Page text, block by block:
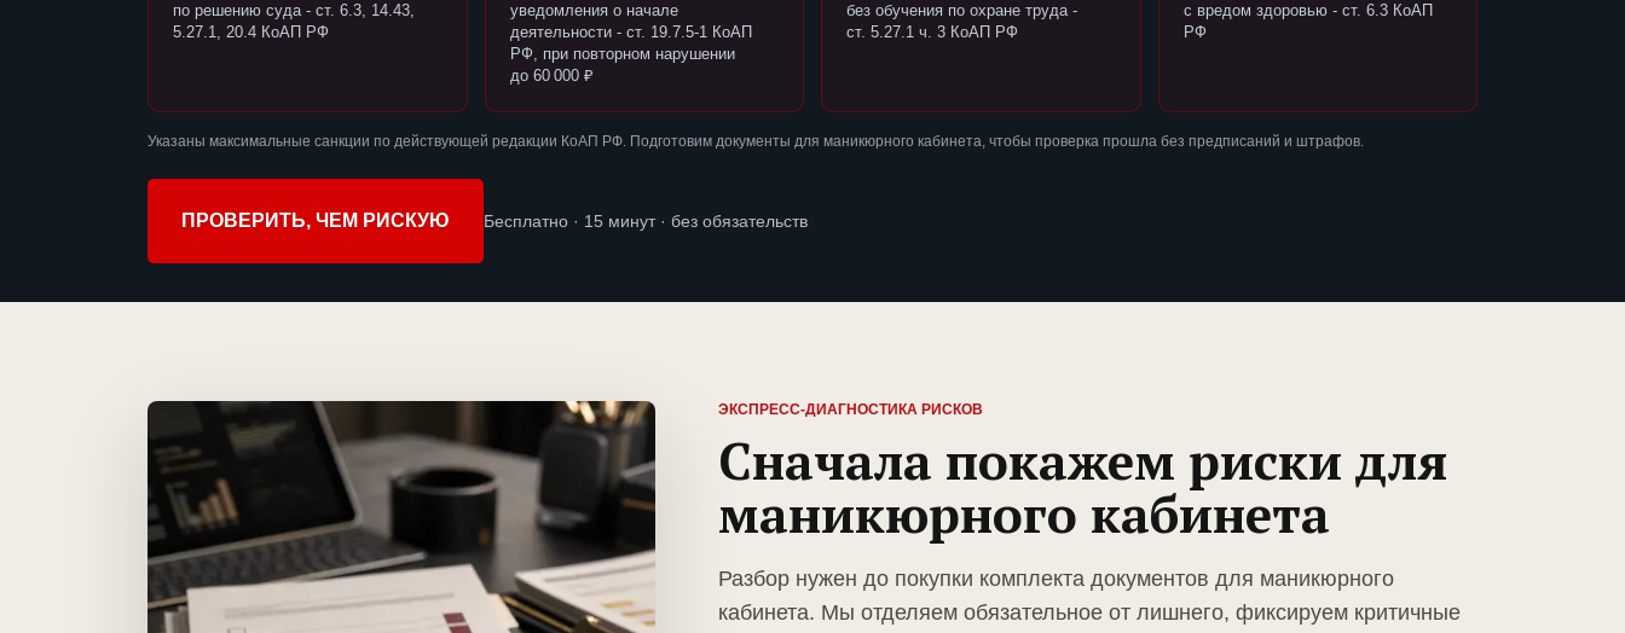
по решению суда - ст. 6.3, 14.43,
5.27.1, 20.4 КоАП РФ
уведомления о начале
деятельности - ст. 19.7.5-1 КоАП
РФ, при повторном нарушении
до 60 000 ₽
без обучения по охране труда -
ст. 5.27.1 ч. 3 КоАП РФ
с вредом здоровью - ст. 6.3 КоАП
РФ
Указаны максимальные санкции по действующей редакции КоАП РФ. Подготовим документы для маникюрного кабинета, чтобы проверка прошла без предписаний и штрафов.
ПРОВЕРИТЬ, ЧЕМ РИСКУЮ Бесплатно · 15 минут · без обязательств
ЭКСПРЕСС-ДИАГНОСТИКА РИСКОВ
Сначала покажем риски для
маникюрного кабинета
Разбор нужен до покупки комплекта документов для маникюрного
кабинета. Мы отделяем обязательное от лишнего, фиксируем критичные